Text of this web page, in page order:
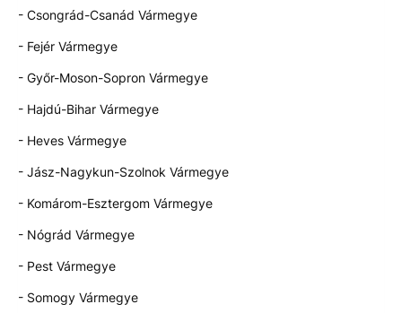
- Csongrád-Csanád Vármegye
- Fejér Vármegye
- Győr-Moson-Sopron Vármegye
- Hajdú-Bihar Vármegye
- Heves Vármegye
- Jász-Nagykun-Szolnok Vármegye
- Komárom-Esztergom Vármegye
- Nógrád Vármegye
- Pest Vármegye
- Somogy Vármegye